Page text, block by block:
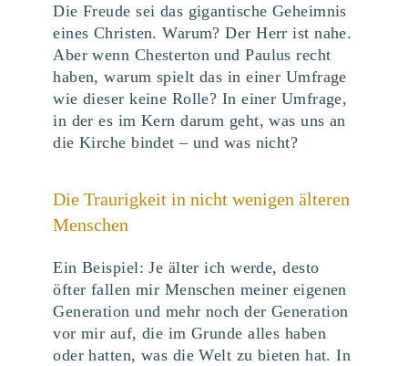
Die Freude sei das gigantische Geheimnis
eines Christen. Warum? Der Herr ist nahe.
Aber wenn Chesterton und Paulus recht
haben, warum spielt das in einer Umfrage
wie dieser keine Rolle? In einer Umfrage,
in der es im Kern darum geht, was uns an
die Kirche bindet – und was nicht?
Die Traurigkeit in nicht wenigen älteren
Menschen
Ein Beispiel: Je älter ich werde, desto
öfter fallen mir Menschen meiner eigenen
Generation und mehr noch der Generation
vor mir auf, die im Grunde alles haben
oder hatten, was die Welt zu bieten hat. In